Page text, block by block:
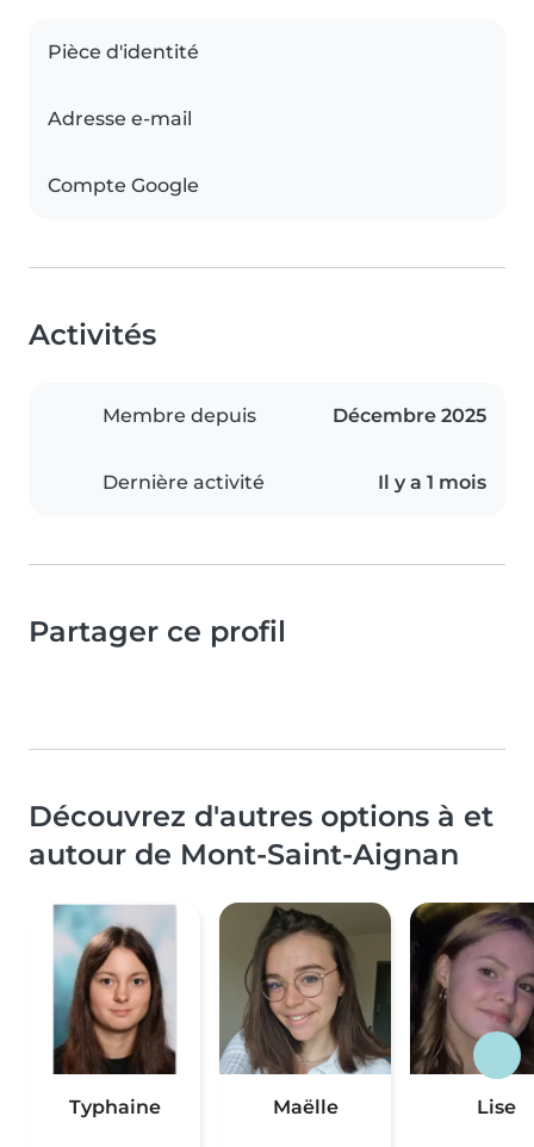
Pièce d'identité
Adresse e-mail
Compte Google
Activités
Membre depuis Décembre 2025
Dernière activité Il y a 1 mois
Partager ce profil
Découvrez d'autres options à et
autour de Mont-Saint-Aignan
Typhaine Maëlle Lise